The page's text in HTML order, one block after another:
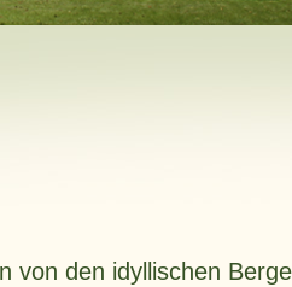
von den idyllischen